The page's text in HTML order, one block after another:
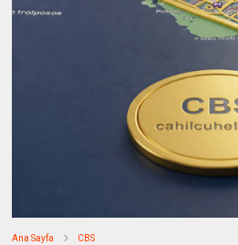
Ana Sayfa CBS